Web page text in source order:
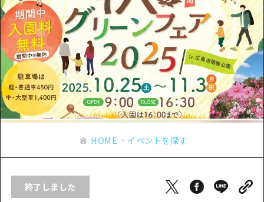
おすすめ
アート
イベント・祭り
グルメ・酒
サイクリング
ショッピング
ナイトライフ
世界遺産
モデルコース一覧
Dive! Hiroshima 公式ガイド
広島もしもトラベル
あたらしい非日常
広島市周辺
安芸
備後
スポット・体験
スポット・体験一覧
広島市周辺
安芸
備後
備北
宮島周辺
イベント
旬情報
お役立ち情報
アクセス
HOME
HOME イベントを探す
終了しました